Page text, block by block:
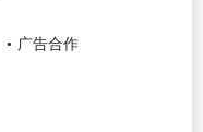
广告合作